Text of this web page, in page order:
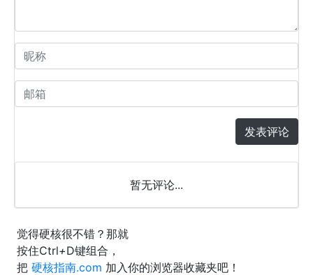
发表评论
暂无评论...
觉得硬核很不错？那就
按住Ctrl+D键组合，
把 硬核指南.com 加入你的浏览器收藏夹吧！